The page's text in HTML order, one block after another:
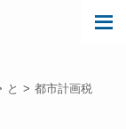
と 都市計画税